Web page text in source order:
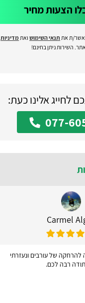
הצעות מחיר
ת את תנאי השימושואתמדיניות
השירות ניתן בחינם!
לחייג אלינו כעת:
077-
Carmel
להרחקה של עורבים ונעזרתי
רבה לכם.